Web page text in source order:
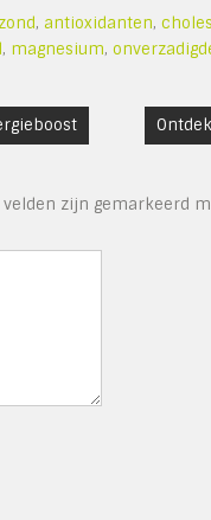
, antioxidanten,
, magnesium,
velden zijn gemarkeerd